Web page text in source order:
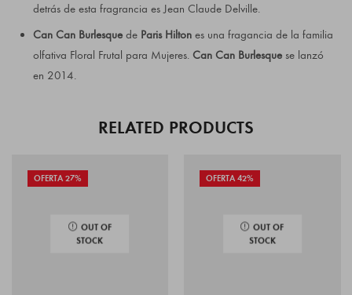
detrás de esta fragrancia es Jean Claude Delville.
Can Can Burlesquede Paris Hiltones una fragancia de la familia
olfativa Floral Frutal para Mujeres. Can Can Burlesquese lanzó
en 2014.
RELATED PRODUCTS
OFERTA 27%
OUT OF
STOCK
OFERTA 42%
OUT OF
STOCK